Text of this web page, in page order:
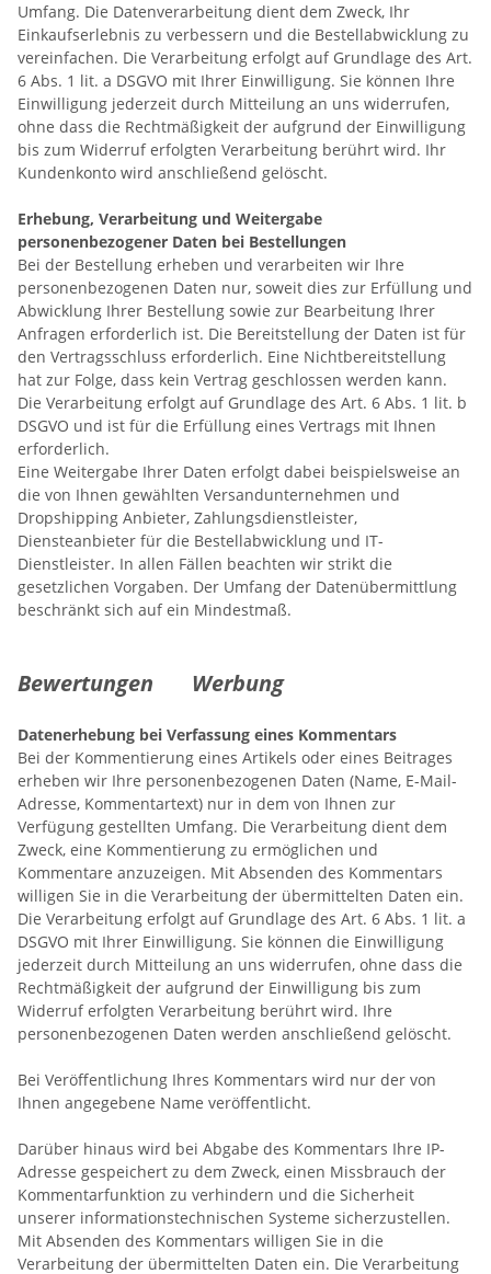
Umfang. Die Datenverarbeitung dient dem Zweck, Ihr
Einkaufserlebnis zu verbessern und die Bestellabwicklung zu
vereinfachen. Die Verarbeitung erfolgt auf Grundlage des Art.
6 Abs. 1 lit. a DSGVO mit Ihrer Einwilligung. Sie können Ihre
Einwilligung jederzeit durch Mitteilung an uns widerrufen,
ohne dass die Rechtmäßigkeit der aufgrund der Einwilligung
bis zum Widerruf erfolgten Verarbeitung berührt wird. Ihr
Kundenkonto wird anschließend gelöscht.
Erhebung, Verarbeitung und Weitergabe
personenbezogener Daten bei Bestellungen
Bei der Bestellung erheben und verarbeiten wir Ihre
personenbezogenen Daten nur, soweit dies zur Erfüllung und
Abwicklung Ihrer Bestellung sowie zur Bearbeitung Ihrer
Anfragen erforderlich ist. Die Bereitstellung der Daten ist für
den Vertragsschluss erforderlich. Eine Nichtbereitstellung
hat zur Folge, dass kein Vertrag geschlossen werden kann.
Die Verarbeitung erfolgt auf Grundlage des Art. 6 Abs. 1 lit. b
DSGVO und ist für die Erfüllung eines Vertrags mit Ihnen
erforderlich.
Eine Weitergabe Ihrer Daten erfolgt dabei beispielsweise an
die von Ihnen gewählten Versandunternehmen und
Dropshipping Anbieter, Zahlungsdienstleister,
Diensteanbieter für die Bestellabwicklung und IT-
Dienstleister. In allen Fällen beachten wir strikt die
gesetzlichen Vorgaben. Der Umfang der Datenübermittlung
beschränkt sich auf ein Mindestmaß.
Bewertungen Werbung
Datenerhebung bei Verfassung eines Kommentars
Bei der Kommentierung eines Artikels oder eines Beitrages
erheben wir Ihre personenbezogenen Daten (Name, E-Mail-
Adresse, Kommentartext) nur in dem von Ihnen zur
Verfügung gestellten Umfang. Die Verarbeitung dient dem
Zweck, eine Kommentierung zu ermöglichen und
Kommentare anzuzeigen. Mit Absenden des Kommentars
willigen Sie in die Verarbeitung der übermittelten Daten ein.
Die Verarbeitung erfolgt auf Grundlage des Art. 6 Abs. 1 lit. a
DSGVO mit Ihrer Einwilligung. Sie können die Einwilligung
jederzeit durch Mitteilung an uns widerrufen, ohne dass die
Rechtmäßigkeit der aufgrund der Einwilligung bis zum
Widerruf erfolgten Verarbeitung berührt wird. Ihre
personenbezogenen Daten werden anschließend gelöscht.
Bei Veröffentlichung Ihres Kommentars wird nur der von
Ihnen angegebene Name veröffentlicht.
Darüber hinaus wird bei Abgabe des Kommentars Ihre IP-
Adresse gespeichert zu dem Zweck, einen Missbrauch der
Kommentarfunktion zu verhindern und die Sicherheit
unserer informationstechnischen Systeme sicherzustellen.
Mit Absenden des Kommentars willigen Sie in die
Verarbeitung der übermittelten Daten ein. Die Verarbeitung